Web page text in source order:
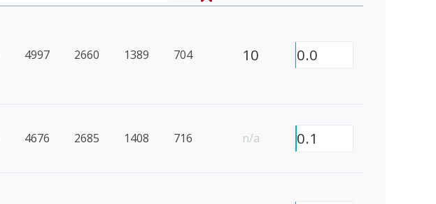
4997 2660 1389 704 10 0.0
4676 2685 1408 716 n/a 0.1